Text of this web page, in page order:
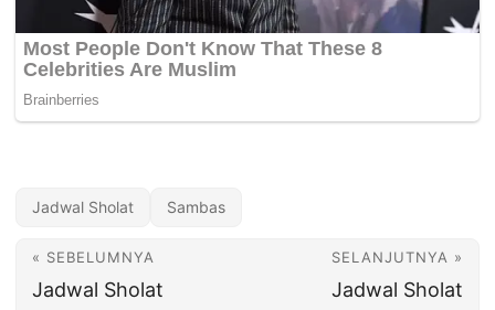
Jadwal Sholat Sambas
« SEBELUMNYA
Jadwal Sholat
SELANJUTNYA »
Jadwal Sholat